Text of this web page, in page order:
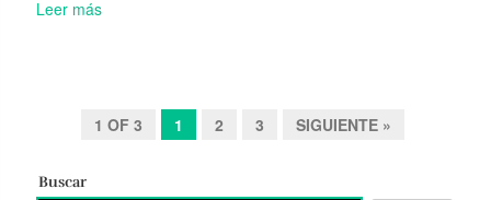
Leer más
1 OF 3 1 2 3 SIGUIENTE »
Buscar